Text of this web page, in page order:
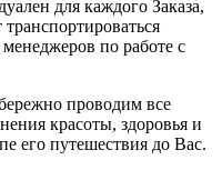
для каждого Заказа,
по работе с
проводим все
красоты, здоровья и
его путешествия до Вас.